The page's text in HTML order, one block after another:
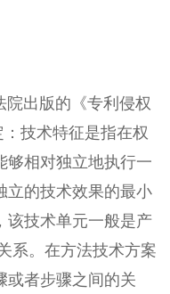
出版的《专利侵权
技术特征是指在权
够相对独立地执行一
立的技术效果的最小
该技术单元一般是产
系。在方法技术方案
或者步骤之间的关